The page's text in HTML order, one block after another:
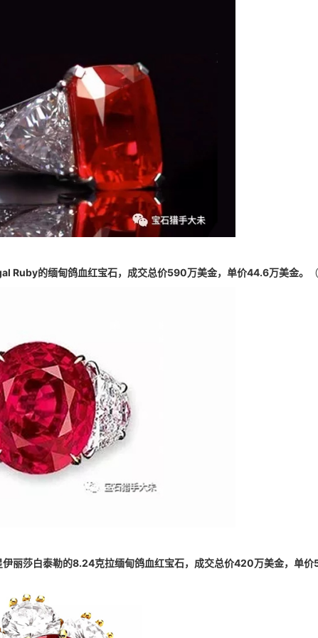
Ruby的缅甸鸽血红宝石，成交总价590万美金，单价44.6万美金。
丽莎白泰勒的8.24克拉缅甸鸽血红宝石，成交总价420万美金，单价